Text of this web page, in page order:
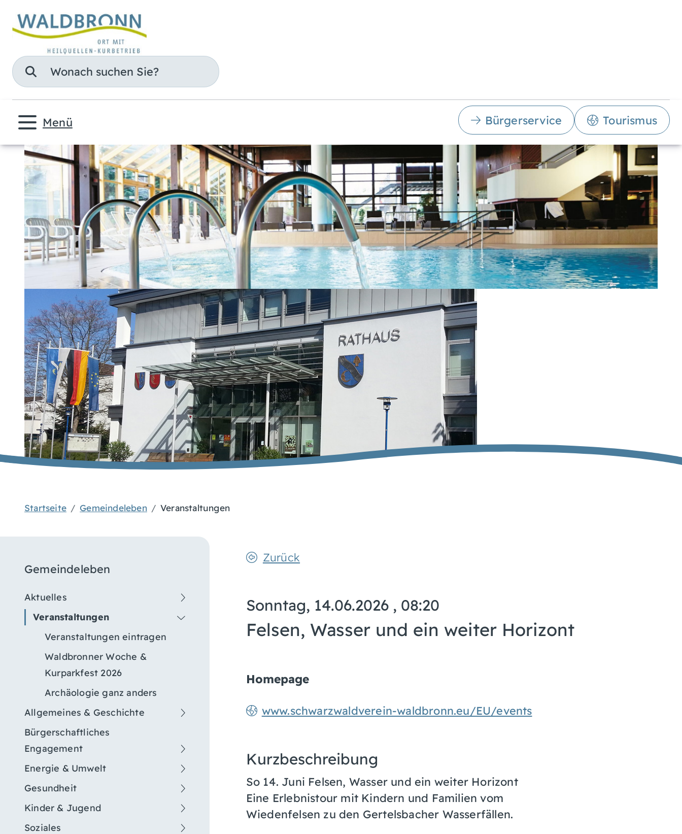
Suche
Menü Bürgerservice Tourismus
Startseite Gemeindeleben Veranstaltungen
Gemeindeleben
Aktuelles
Veranstaltungen
Veranstaltungen eintragen
Waldbronner Woche &
Kurparkfest 2026
Archäologie ganz anders
Allgemeines & Geschichte
Bürgerschaftliches
Engagement
Energie & Umwelt
Gesundheit
Kinder & Jugend
Soziales
Zurück
Sonntag, 14.06.2026, 08:20
Felsen, Wasser und ein weiter Horizont
Homepage
www.schwarzwaldverein-waldbronn.eu/EU/events
Kurzbeschreibung
So 14. Juni Felsen, Wasser und ein weiter Horizont
Eine Erlebnistour mit Kindern und Familien vom
Wiedenfelsen zu den Gertelsbacher Wasserfällen.